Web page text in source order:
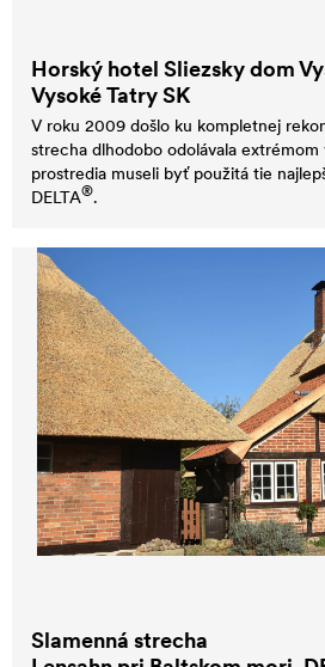
Horský hotel Sliezsky dom
Vysoké Tatry SK
V roku 2009 došlo ku kompletnej
strecha dlhodobo odolávala extrémom
prostredia museli byť použitá tie
DELTA®.
Slamenná strecha